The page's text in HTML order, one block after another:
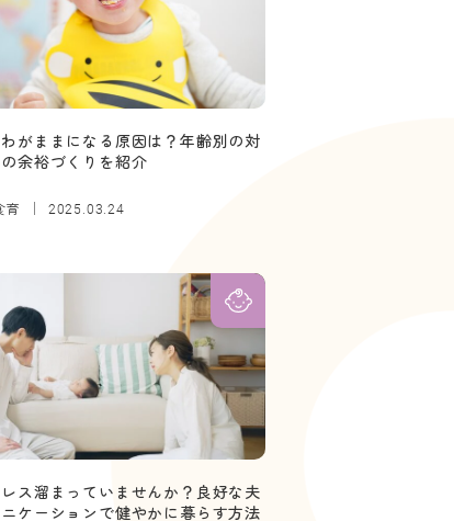
がままになる原因は？年齢別の対
余裕づくりを紹介
育 2025.03.24
ス溜まっていませんか？良好な夫
ケーションで健やかに暮らす方法